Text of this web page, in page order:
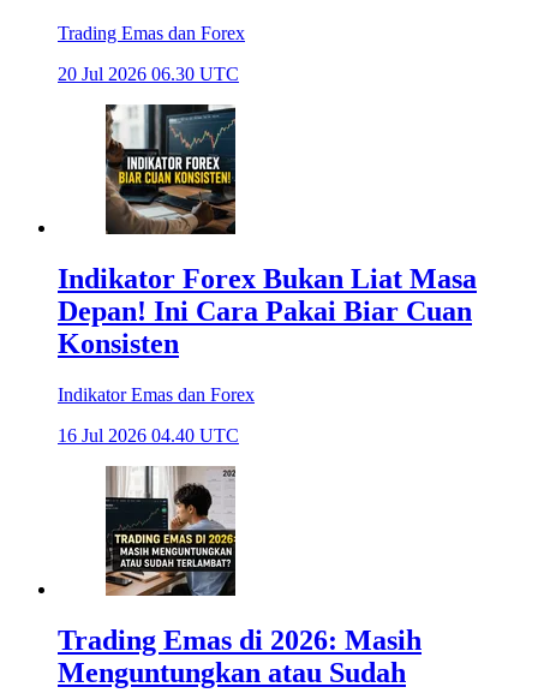
Trading Emas dan Forex
20 Jul 2026 06.30 UTC
Indikator Forex Bukan Liat Masa
Depan! Ini Cara Pakai Biar Cuan
Konsisten
Indikator Emas dan Forex
16 Jul 2026 04.40 UTC
Trading Emas di 2026: Masih
Menguntungkan atau Sudah